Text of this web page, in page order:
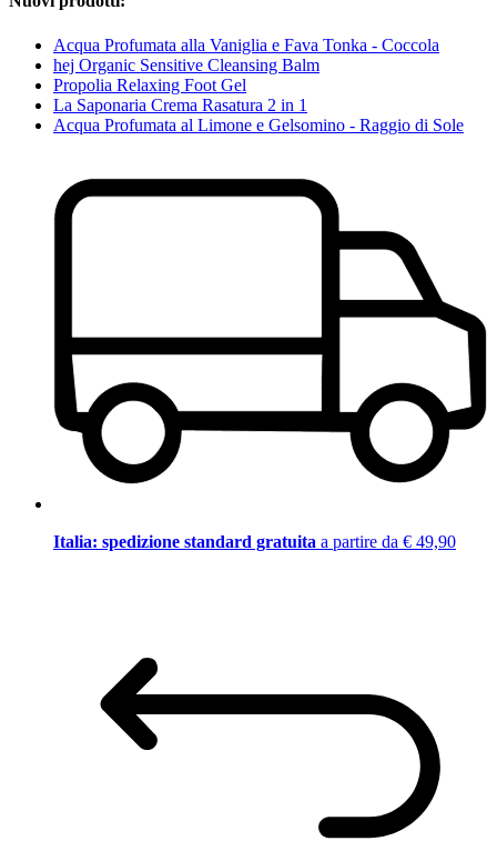
Acqua Profumata alla Vaniglia e Fava Tonka - Coccola
hej Organic Sensitive Cleansing Balm
Propolia Relaxing Foot Gel
La Saponaria Crema Rasatura 2 in 1
Acqua Profumata al Limone e Gelsomino - Raggio di Sole
Italia: spedizione standard gratuita a partire da € 49,90